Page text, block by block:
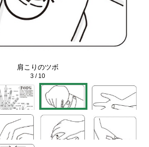
肩こりのツボ
3 / 10